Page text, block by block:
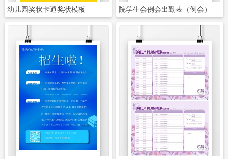
幼儿园奖状卡通奖状模板 院学生会例会出勤表（例会）
立即下载 立即下载